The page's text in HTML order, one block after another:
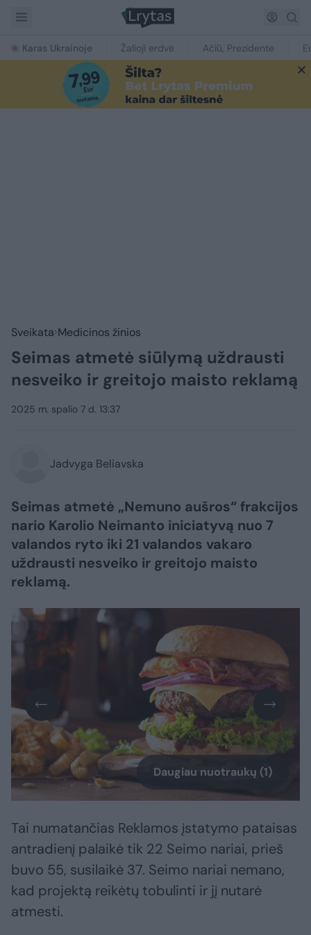
Karas Ukrainoje Žalioji erdvė Ačiū, Prezidente
Sveikata Medicinos žinios
Seimas atmetė siūlymą uždrausti
nesveiko ir greitojo maisto reklamą
2025 m. spalio 7 d. 13:37
Jadvyga Beliavska
Seimas atmetė „Nemuno aušros“ frakcijos
nario Karolio Neimanto iniciatyvą nuo 7
valandos ryto iki 21 valandos vakaro
uždrausti nesveiko ir greitojo maisto
reklamą.
Daugiau nuotraukų (1)
Tai numatančias Reklamos įstatymo pataisas
antradienį palaikė tik 22 Seimo nariai, prieš
buvo 55, susilaikė 37. Seimo nariai nemano,
kad projektą reikėtų tobulinti ir jį nutarė
atmesti.